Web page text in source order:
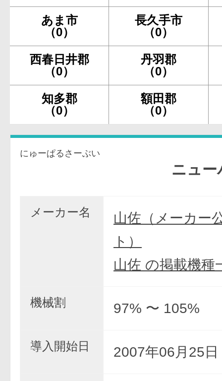
あま市
（0）
長久手市
（0）
西春日井郡
（0）
丹羽郡
（0）
知多郡
（0）
額田郡
（0）
にゅーぱるさーぶい
ニューパル
メーカー名
山佐（メーカー
ト）
山佐 の掲載機種
機械割 97% 〜 105%
導入開始日 2007年06月25日